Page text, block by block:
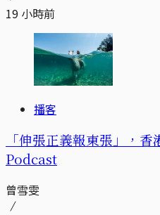
19 小時前
播客
「伸張正義報東張」，
Podcast
曾雪雯